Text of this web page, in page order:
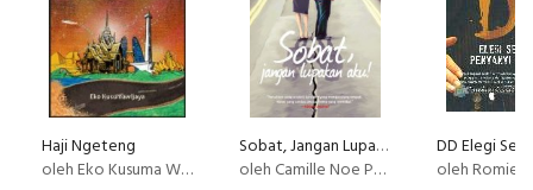
Haji Ngeteng
oleh Eko Kusuma Wijaya
Sobat, Jangan Lupakan Aku!
oleh Camille Noe Pagán
oleh